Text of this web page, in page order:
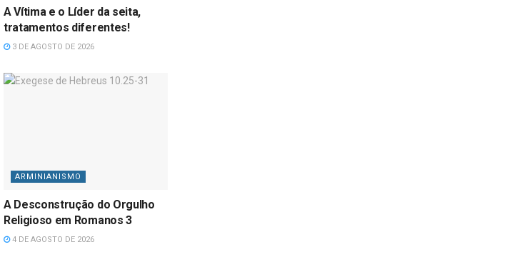
A Vítima e o Líder da seita,
tratamentos diferentes!
3 DE AGOSTO DE 2026
ARMINIANISMO
A Desconstrução do Orgulho
Religioso em Romanos 3
4 DE AGOSTO DE 2026